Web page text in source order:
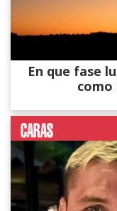
En que fase
como